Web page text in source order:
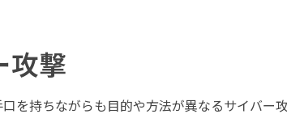
攻撃
を持ちながらも目的や方法が異なるサイバー